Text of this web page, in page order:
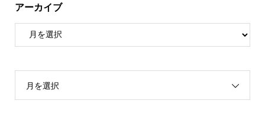
アーカイブ
月を選択